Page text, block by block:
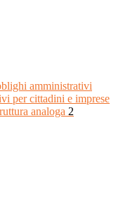
amministrativi
per cittadini e imprese
analoga 2